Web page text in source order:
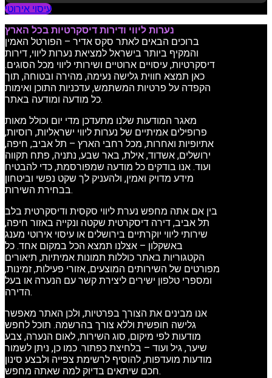
עיסוי אירוטי
נערות ליווי ודירות דיסקרטיות בכל הארץ
ברוכים הבאים לאתר סקס אדיר – הפורטל האמין
והמקיף ביותר בישראל למציאת נערות ליווי, דירות
דיסקרטיות, עיסויים ארוטיים ושירותי ליווי מכל הסוגים.
כאן תמצא חווית גלישה נעימה, מהירה ובטוחה, תוך
הקפדה על פרטיות המשתמש, עדכניות התוכן ואימות
כל מודעה ומודעה באתר.
מאגר המודעות שלנו מתעדכן מדי יום וכולל מאות
פרופילים אמיתיים של נערות ליווי ישראליות, רוסיות,
אתיופיות ואחרות, מכל רחבי הארץ – תל אביב, חיפה,
ירושלים, אשדוד, אילת, באר שבע, נתניה, פתח תקווה
ועוד. אנו בודקים כל מודעה שמפורסמת, כדי להבטיח
מידע מדויק ואמין, ולהעניק לך שקט נפשי וביטחון
בבחירת השירות.
בין אם אתה מחפש נערת ליווי סקסית ודיסקרטית בלב
תל אביב, דירה דיסקרטית שקטה ונקייה באזור חיפה,
שירותי ליווי יוקרתיים בירושלים או עיסוי אירוטי מענג
באשקלון – אצלנו תמצא הכל במקום אחד. כל
הקטגוריות באתר כוללות תמונות אמיתיות, תיאורים
מפורטים של השירותים המוצעים, אזורי פעילות, זמינות,
ומספרי טלפון ישירים ליצירת קשר עם הנערה או בעל
הדירה.
אנו מבינים את הצורך בפרטיות, ולכן האתר מאפשר
גלישה חופשית וללא צורך בהרשמה. תוכל לחפש
מודעות לפי מיקום, סוג השירות, לאום הנערה, צבע
שיער, גיל ועוד – בלחיצת כפתור. כמו כן, ניתן לשמור
מודעות מועדפות, להוסיף לרשימת צפייה ולבצע סינון
חכם שיתאים בדיוק למה שאתה מחפש.